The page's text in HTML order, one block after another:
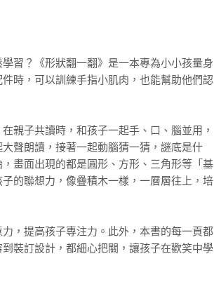
習？《形狀翻一翻》是一本專為小小孩量身
時，可以訓練手指小肌肉，也能幫助他們認
親子共讀時，和孩子一起手、口、腦並用，
聲朗讀，接著一起動腦猜一猜，謎底是什
畫面出現的都是圓形、方形、三角形等「基
的聯想力，像疊積木一樣，一層層往上，培
，提高孩子專注力。此外，本書的每一頁都
裝訂設計，都細心把關，讓孩子在歡笑中學